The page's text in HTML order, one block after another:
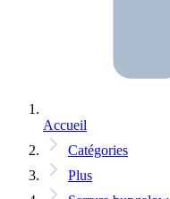
Accueil
Catégories
Plus